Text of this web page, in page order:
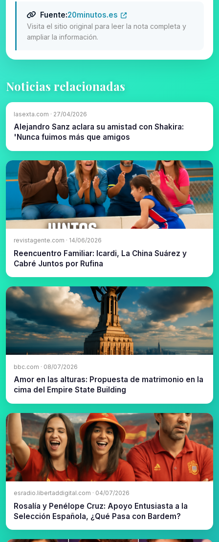
Fuente:20minutos.es
Visita el sitio original para leer la nota completa y
ampliar la información.
Noticias relacionadas
lasexta.com · 27/04/2026
Alejandro Sanz aclara su amistad con Shakira:
'Nunca fuimos más que amigos
revistagente.com · 14/06/2026
Reencuentro Familiar: Icardi, La China Suárez y
Cabré Juntos por Rufina
bbc.com · 08/07/2026
Amor en las alturas: Propuesta de matrimonio en la
cima del Empire State Building
esradio.libertaddigital.com · 04/07/2026
Rosalía y Penélope Cruz: Apoyo Entusiasta a la
Selección Española, ¿Qué Pasa con Bardem?